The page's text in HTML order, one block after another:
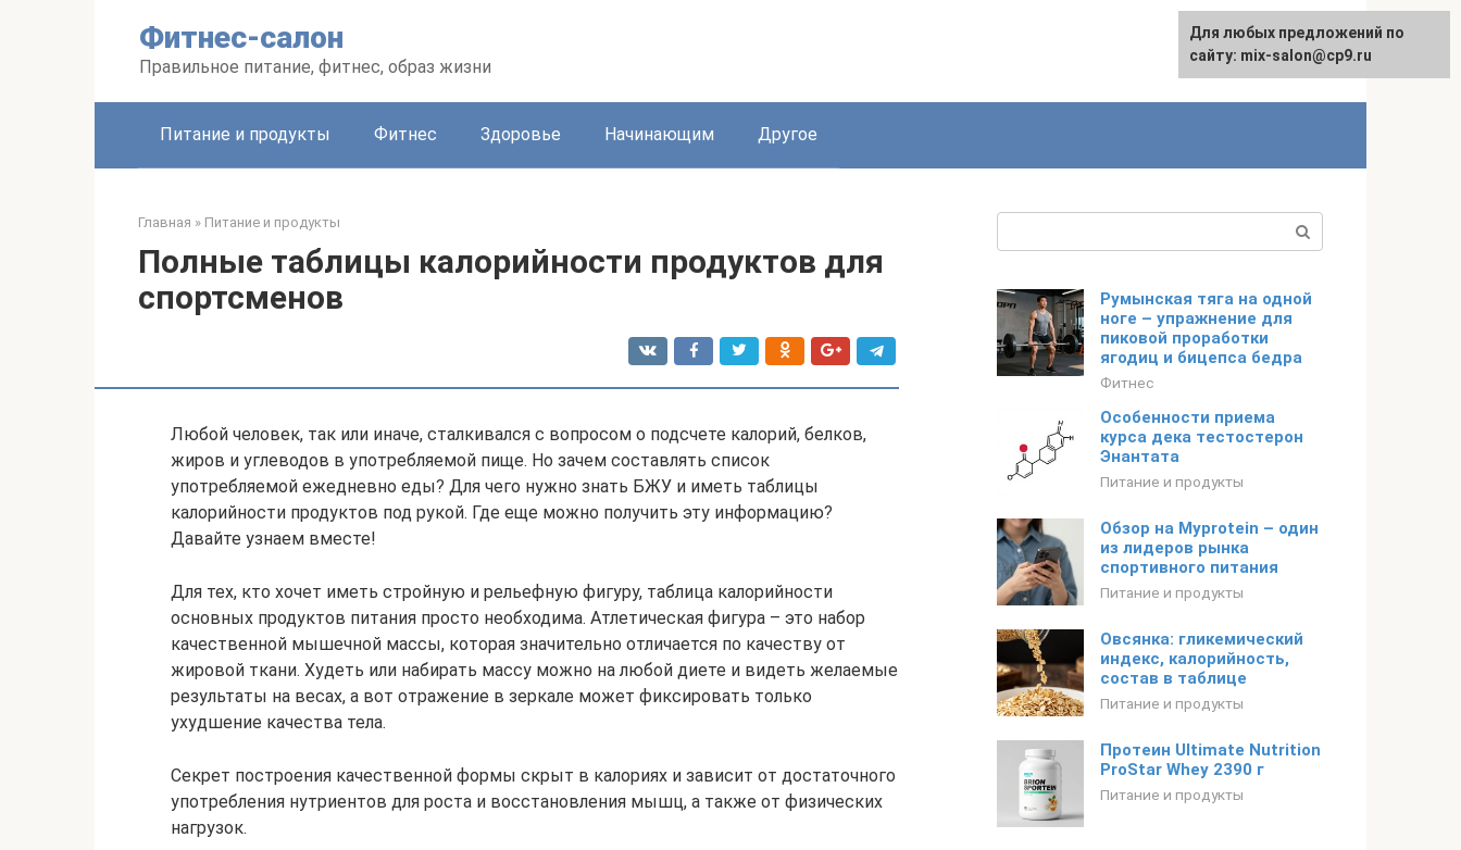
Фитнес-салон
Правильное питание, фитнес, образ жизни
Питание и продукты Фитнес Здоровье Начинающим Другое
Главная » Питание и продукты
Полные таблицы калорийности продуктов для
спортсменов
Любой человек, так или иначе, сталкивался с вопросом о подсчете калорий, белков,
жиров и углеводов в употребляемой пище. Но зачем составлять список
употребляемой ежедневно еды? Для чего нужно знать БЖУ и иметь таблицы
калорийности продуктов под рукой. Где еще можно получить эту информацию?
Давайте узнаем вместе!
Для тех, кто хочет иметь стройную и рельефную фигуру, таблица калорийности
основных продуктов питания просто необходима. Атлетическая фигура – это набор
качественной мышечной массы, которая значительно отличается по качеству от
жировой ткани. Худеть или набирать массу можно на любой диете и видеть желаемые
результаты на весах, а вот отражение в зеркале может фиксировать только
ухудшение качества тела.
Секрет построения качественной формы скрыт в калориях и зависит от достаточного
употребления нутриентов для роста и восстановления мышц, а также от физических
нагрузок.
Румынская тяга на одной
ноге – упражнение для
пиковой проработки
ягодиц и бицепса бедра
Фитнес
Особенности приема
курса дека тестостерон
Энантата
Питание и продукты
Обзор на Myprotein – один
из лидеров рынка
спортивного питания
Питание и продукты
Овсянка: гликемический
индекс, калорийность,
состав в таблице
Питание и продукты
Протеин Ultimate Nutrition
ProStar Whey 2390 г
Питание и продукты
Для любых предложений по
сайту: mix-salon@cp9.ru